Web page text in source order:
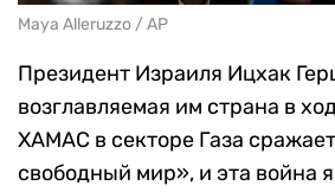
Maya Alleruzzo / AP
Президент Израиля Ицхак
возглавляемая им страна в
ХАМАС в секторе Газа
свободный мир», и эта война